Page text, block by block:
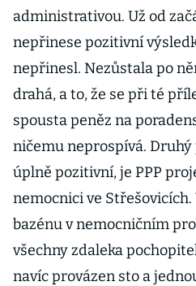
administrativou. Už od
nepřinese pozitivní
nepřinesl. Nezůstala po
drahá, a to, že se při té
spousta peněz na
ničemu neprospívá.
úplně pozitivní, je PPP
nemocnici ve
bazénu v nemocničním
všechny zdaleka
navíc provázen sto a